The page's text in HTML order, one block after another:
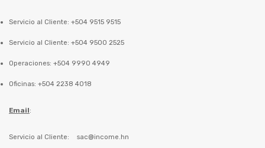
Servicio al Cliente: +504 9515 9515
Servicio al Cliente: +504 9500 2525
Operaciones: +504 9990 4949
Oficinas: +504 2238 4018
Email:
Servicio al Cliente: sac@income.hn